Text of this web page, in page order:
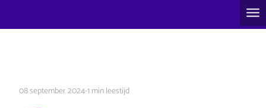
08 september 2024-1 min leestijd